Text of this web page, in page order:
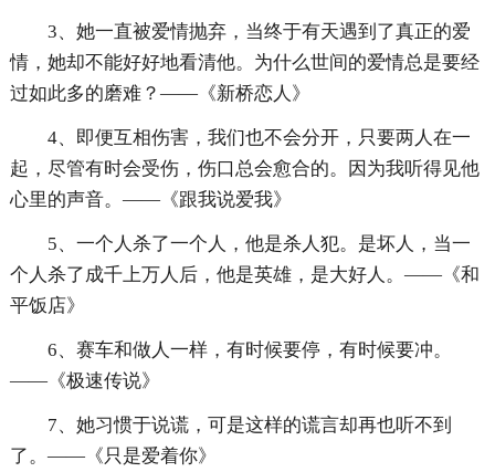
3、她一直被爱情抛弃，当终于有天遇到了真正的爱
情，她却不能好好地看清他。为什么世间的爱情总是要经
过如此多的磨难？——《新桥恋人》
4、即便互相伤害，我们也不会分开，只要两人在一
起，尽管有时会受伤，伤口总会愈合的。因为我听得见他
心里的声音。——《跟我说爱我》
5、一个人杀了一个人，他是杀人犯。是坏人，当一
个人杀了成千上万人后，他是英雄，是大好人。——《和
平饭店》
6、赛车和做人一样，有时候要停，有时候要冲。
——《极速传说》
7、她习惯于说谎，可是这样的谎言却再也听不到
了。——《只是爱着你》